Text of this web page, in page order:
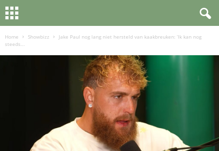
Home Showbizz
Jake Paul nog lang niet hersteld van kaakbreuken: ‘Ik kan nog
steeds...